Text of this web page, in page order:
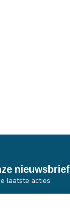
nieuwsbrief
laatste acties